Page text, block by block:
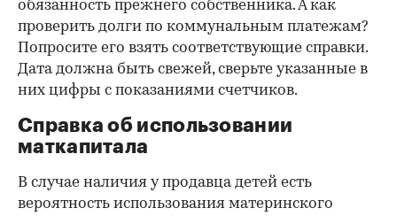
обязанность прежнего собственника. А как
проверить долги по коммунальным платежам?
Попросите его взять соответствующие справки.
Дата должна быть свежей, сверьте указанные в
них цифры с показаниями счетчиков.
Справка об использовании
маткапитала
В случае наличия у продавца детей есть
вероятность использования материнского